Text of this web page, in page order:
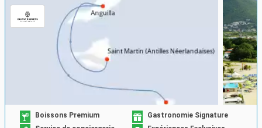
Boissons Premium
Gastronomie Signature